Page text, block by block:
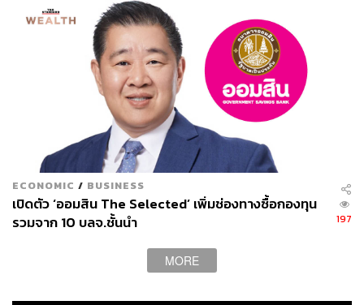
ECONOMIC / BUSINESS
เปิดตัว ‘ออมสิน The Selected’ เพิ่มช่องทางซื้อกองทุน
รวมจาก 10 บลจ.ชั้นนำ
197
MORE